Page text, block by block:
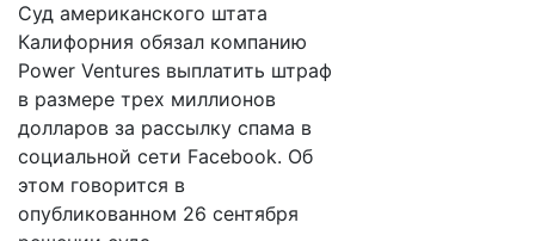
Суд американского штата
Калифорния обязал компанию
Power Ventures выплатить штраф
в размере трех миллионов
долларов за рассылку спама в
социальной сети Facebook. Об
этом говорится в
опубликованном 26 сентября